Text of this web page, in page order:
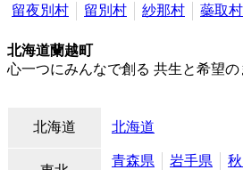
留夜別村
留別村 紗那村 蘂取村
北海道蘭越町
心一つにみんなで創る 共生と希望の
北海道 北海道
青森県 岩手県